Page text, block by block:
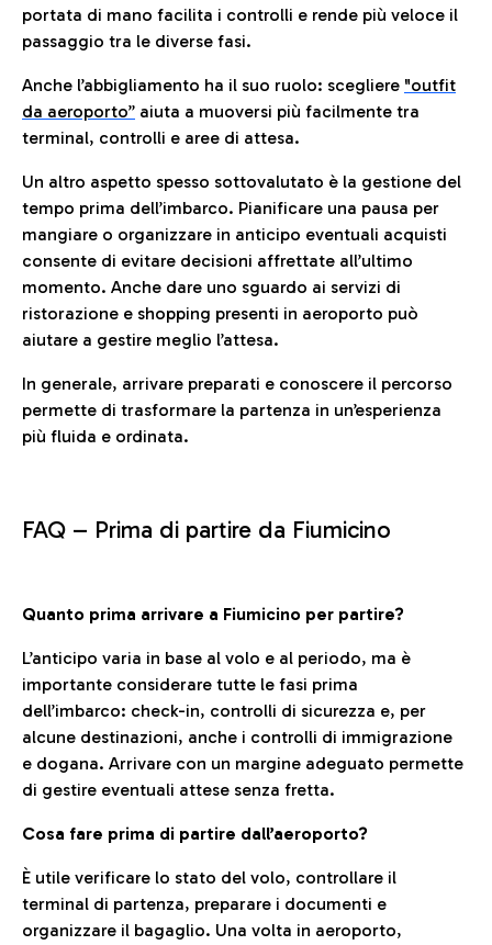
portata di mano facilita i controlli e rende più veloce il
passaggio tra le diverse fasi.
Anche l’abbigliamento ha il suo ruolo: scegliere "outfit
da aeroporto” aiuta a muoversi più facilmente tra
terminal, controlli e aree di attesa.
Un altro aspetto spesso sottovalutato è la gestione del
tempo prima dell’imbarco. Pianificare una pausa per
mangiare o organizzare in anticipo eventuali acquisti
consente di evitare decisioni affrettate all’ultimo
momento. Anche dare uno sguardo ai servizi di
ristorazione e shopping presenti in aeroporto può
aiutare a gestire meglio l’attesa.
In generale, arrivare preparati e conoscere il percorso
permette di trasformare la partenza in un’esperienza
più fluida e ordinata.
FAQ – Prima di partire da Fiumicino
Quanto prima arrivare a Fiumicino per partire?
L’anticipo varia in base al volo e al periodo, ma è
importante considerare tutte le fasi prima
dell’imbarco: check-in, controlli di sicurezza e, per
alcune destinazioni, anche i controlli di immigrazione
e dogana. Arrivare con un margine adeguato permette
di gestire eventuali attese senza fretta.
Cosa fare prima di partire dall’aeroporto?
È utile verificare lo stato del volo, controllare il
terminal di partenza, preparare i documenti e
organizzare il bagaglio. Una volta in aeroporto,